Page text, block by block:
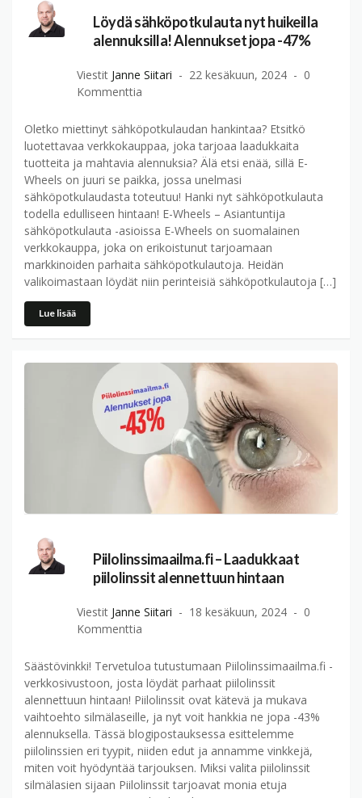
Löydä sähköpotkulauta nyt huikeilla
alennuksilla! Alennukset jopa -47%
Viestit Janne Siitari 22 kesäkuun, 2024
0
Kommenttia
Oletko miettinyt sähköpotkulaudan hankintaa? Etsitkö
luotettavaa verkkokauppaa, joka tarjoaa laadukkaita
tuotteita ja mahtavia alennuksia? Älä etsi enää, sillä E-
Wheels on juuri se paikka, jossa unelmasi
sähköpotkulaudasta toteutuu! Hanki nyt sähköpotkulauta
todella edulliseen hintaan! E-Wheels – Asiantuntija
sähköpotkulauta -asioissa E-Wheels on suomalainen
verkkokauppa, joka on erikoistunut tarjoamaan
markkinoiden parhaita sähköpotkulautoja. Heidän
valikoimastaan löydät niin perinteisiä sähköpotkulautoja […]
Lue lisää
Piilolinssimaailma.fi – Laadukkaat
piilolinssit alennettuun hintaan
Viestit Janne Siitari 18 kesäkuun, 2024
0
Kommenttia
Säästövinkki! Tervetuloa tutustumaan Piilolinssimaailma.fi -
verkkosivustoon, josta löydät parhaat piilolinssit
alennettuun hintaan! Piilolinssit ovat kätevä ja mukava
vaihtoehto silmälaseille, ja nyt voit hankkia ne jopa -43%
alennuksella. Tässä blogipostauksessa esittelemme
piilolinssien eri tyypit, niiden edut ja annamme vinkkejä,
miten voit hyödyntää tarjouksen. Miksi valita piilolinssit
silmälasien sijaan Piilolinssit tarjoavat monia etuja